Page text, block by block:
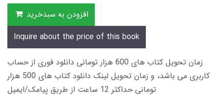
افزودن به سبدخرید
Inquire about the price of this book
زمان تحویل کتاب های 600 هزار تومانی دانلود فوری از حساب
کاربری می باشد، و زمان تحویل لینک دانلود کتاب های 500 هزار
تومانی حداکثر 12 ساعت از طریق پیامک/ایمیل